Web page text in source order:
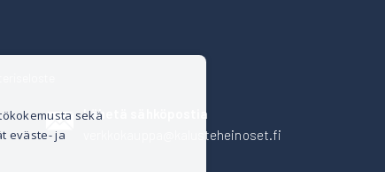
Lähetä sähköpostia
verkkokauppa@kalusteheinoset.fi
sekä
eväste- ja